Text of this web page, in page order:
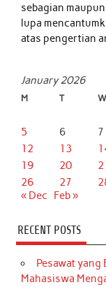
sebagian
lupa
atas pengertian
January 2026
M T W
5
6 7
12
13
19
20
26
27
« Dec
Feb »
RECENT POSTS
Pesawat yang
Mahasiswa